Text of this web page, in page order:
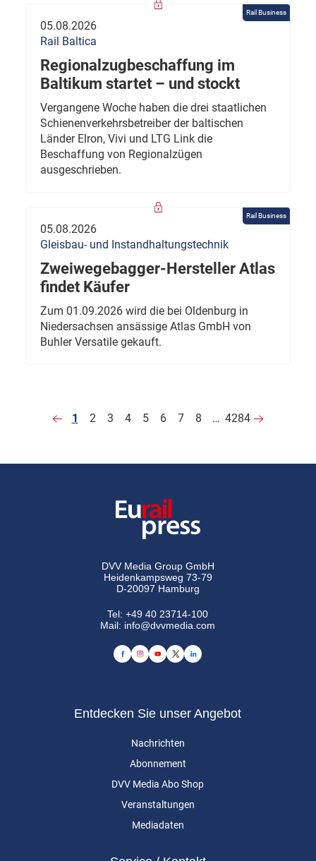
Rail Business
05.08.2026
Rail Baltica
Regionalzugbeschaffung im
Baltikum startet – und stockt
Vergangene Woche haben die drei staatlichen
Schienenverkehrsbetreiber der baltischen
Länder Elron, Vivi und LTG Link die
Beschaffung von Regionalzügen
ausgeschrieben.
Rail Business
05.08.2026
Gleisbau- und Instandhaltungstechnik
Zweiwegebagger-Hersteller Atlas
findet Käufer
Zum 01.09.2026 wird die bei Oldenburg in
Niedersachsen ansässige Atlas GmbH von
Buhler Versatile gekauft.
1 2 3 4 5 6 7 8 … 4284
DVV Media Group GmbH
Heidenkampsweg 73-79
D-20097 Hamburg
Tel:+49 40 23714-100
Mail: info@dvvmedia.com
Entdecken Sie unser Angebot
Nachrichten
Abonnement
DVV Media Abo Shop
Veranstaltungen
Mediadaten